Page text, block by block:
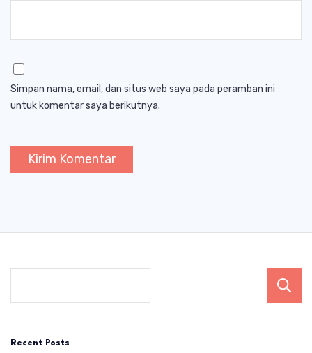
Simpan nama, email, dan situs web saya pada peramban ini
untuk komentar saya berikutnya.
Recent Posts